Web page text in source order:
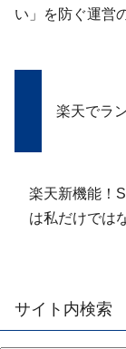
い」を防ぐ運営
楽天でラ
楽天新機能！
は私だけでは
サイト内検索